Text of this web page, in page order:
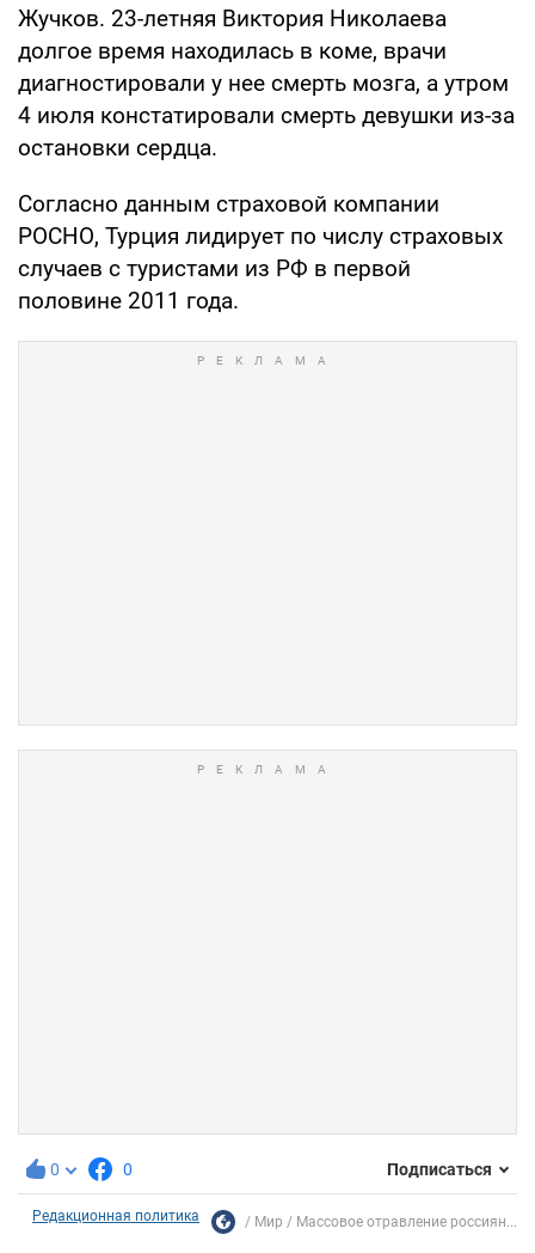
Жучков. 23-летняя Виктория Николаева
долгое время находилась в коме, врачи
диагностировали у нее смерть мозга, а утром
4 июля констатировали смерть девушки из-за
остановки сердца.
Согласно данным страховой компании
РОСНО, Турция лидирует по числу страховых
случаев с туристами из РФ в первой
половине 2011 года.
0 0 Подписаться
Редакционная политика Мир Массовое отравление россиян...